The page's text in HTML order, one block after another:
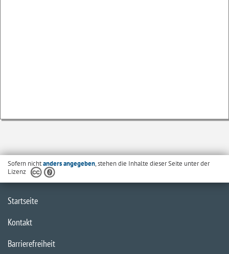
Sofern nichtanders angegeben, stehen die Inhalte dieser Seite unter der
Lizenz
Startseite
Kontakt
Barrierefreiheit